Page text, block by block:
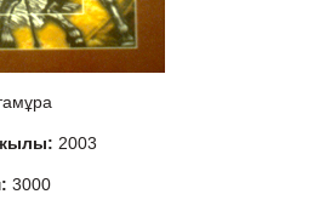
2003
3000